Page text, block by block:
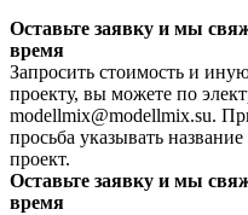
Оставьте заявку и мы
время
Запросить стоимость и
проекту, вы можете по
modellmix@modellmix.su.
просьба указывать
проект.
Оставьте заявку и мы
время